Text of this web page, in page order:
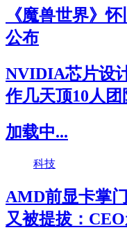
《魔兽世界》
公布
NVIDIA芯片设
作几天顶10人
加载中...
科技
AMD前显卡掌
又被提拔：